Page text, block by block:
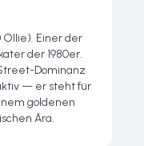
Ollie). Einer der
der 1980er.
Dominanz
— er steht für
goldenen
Ära.